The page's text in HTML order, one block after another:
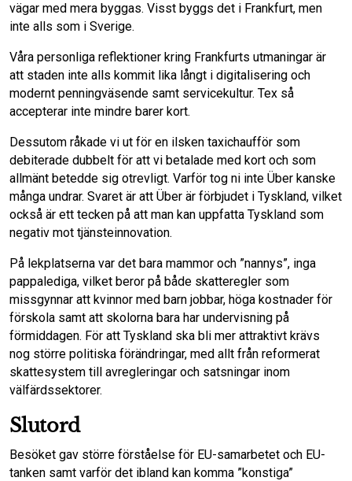
vägar med mera byggas. Visst byggs det i Frankfurt, men
inte alls som i Sverige.
Våra personliga reflektioner kring Frankfurts utmaningar är
att staden inte alls kommit lika långt i digitalisering och
modernt penningväsende samt servicekultur. Tex så
accepterar inte mindre barer kort.
Dessutom råkade vi ut för en ilsken taxichaufför som
debiterade dubbelt för att vi betalade med kort och som
allmänt betedde sig otrevligt. Varför tog ni inte Über kanske
många undrar. Svaret är att Über är förbjudet i Tyskland, vilket
också är ett tecken på att man kan uppfatta Tyskland som
negativ mot tjänsteinnovation.
På lekplatserna var det bara mammor och ”nannys”, inga
pappalediga, vilket beror på både skatteregler som
missgynnar att kvinnor med barn jobbar, höga kostnader för
förskola samt att skolorna bara har undervisning på
förmiddagen. För att Tyskland ska bli mer attraktivt krävs
nog större politiska förändringar, med allt från reformerat
skattesystem till avregleringar och satsningar inom
välfärdssektorer.
Slutord
Besöket gav större förståelse för EU-samarbetet och EU-
tanken samt varför det ibland kan komma ”konstiga”